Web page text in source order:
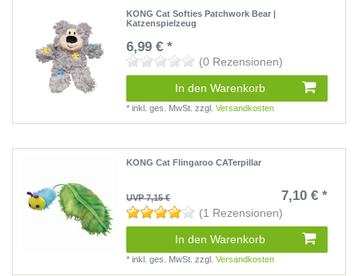
KONG Cat Softies Patchwork Bear |
Katzenspielzeug
6,99 € *
(0 Rezensionen)
In den Warenkorb
*inkl. ges. MwSt. zzgl.Versandkosten
KONG Cat Flingaroo CATerpillar
UVP 7,15 € 7,10 € *
(1 Rezensionen)
In den Warenkorb
*inkl. ges. MwSt. zzgl.Versandkosten